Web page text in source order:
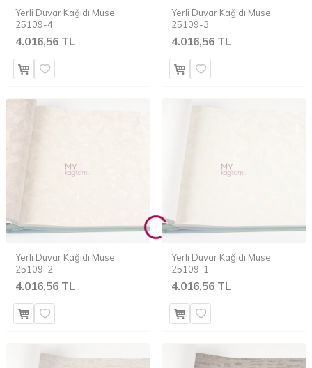
Yerli Duvar Kağıdı Muse
25109-4
4.016,56 TL
Yerli Duvar Kağıdı Muse
25109-3
4.016,56 TL
Yerli Duvar Kağıdı Muse
25109-2
4.016,56 TL
Yerli Duvar Kağıdı Muse
25109-1
4.016,56 TL